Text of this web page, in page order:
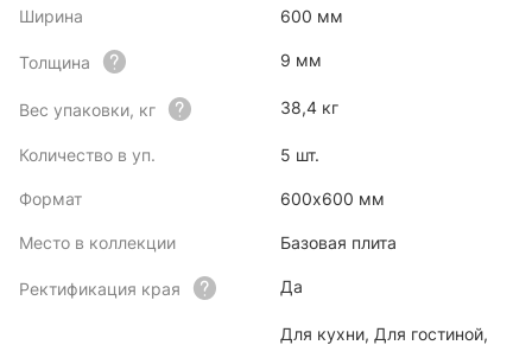
Ширина 600 мм
Толщина 9 мм
Вес упаковки, кг 38,4 кг
Количество в уп. 5 шт.
Формат 600x600 мм
Место в коллекции Базовая плита
Ректификация края Да
Для кухни, Для гостиной,